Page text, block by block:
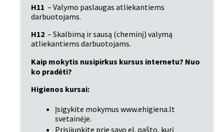
H11 – Valymo paslaugas atliekantiems
darbuotojams.
H12 – Skalbimą ir sausą (cheminį) valymą
atliekantiems darbuotojams.
Kaip mokytis nusipirkus kursus internetu? Nuo
ko pradėti?
Higienos kursai:
Įsigykite mokymus www.ehigiena.lt
svetainėje.
Prisijunkite prie savo el. pašto, kurį